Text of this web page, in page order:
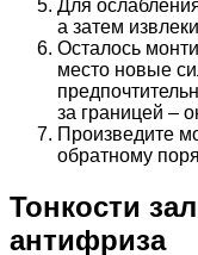
Для
а затем
Осталось
место новые
за границей –
Произведите
обратному
Тонкости
антифриза